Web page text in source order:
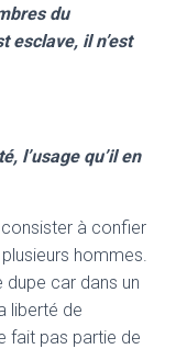
du
esclave, il n’est
l’usage qu’il en
consister à confier
hommes.
car dans un
liberté de
fait pas partie de